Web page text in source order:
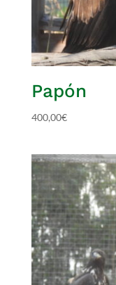
Papón
400,00€